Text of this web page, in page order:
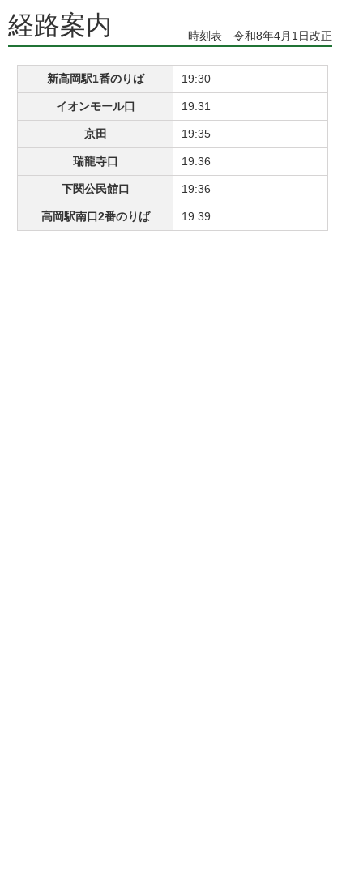
経路案内 時刻表 令和8年4月1日改正
新高岡駅1番のりば 19:30
イオンモール口 19:31
京田 19:35
瑞龍寺口 19:36
下関公民館口 19:36
高岡駅南口2番のりば 19:39